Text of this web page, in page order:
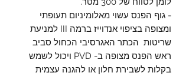
- גוף הפנס עשוי מאלומיניום תעופתי
ומצופה בציפוי אנדוייז ברמה III למניעת
שריטות הכתר האגרסיבי הכחול סביב
ראש הפנס מצופה ב- PVD ויכול לשמש
בקלות לשבירת חלון או להגנה עצמית